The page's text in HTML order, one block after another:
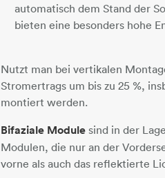
automatisch dem Stand der
bieten eine besonders hohe
Nutzt man bei vertikalen
Stromertrags um bis zu 25 %,
montiert werden.
Bifaziale Module sind in der
Modulen, die nur an der
vorne als auch das reflektierte